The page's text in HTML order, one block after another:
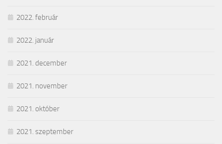
2022. február
2022. január
2021. december
2021. november
2021. október
2021. szeptember